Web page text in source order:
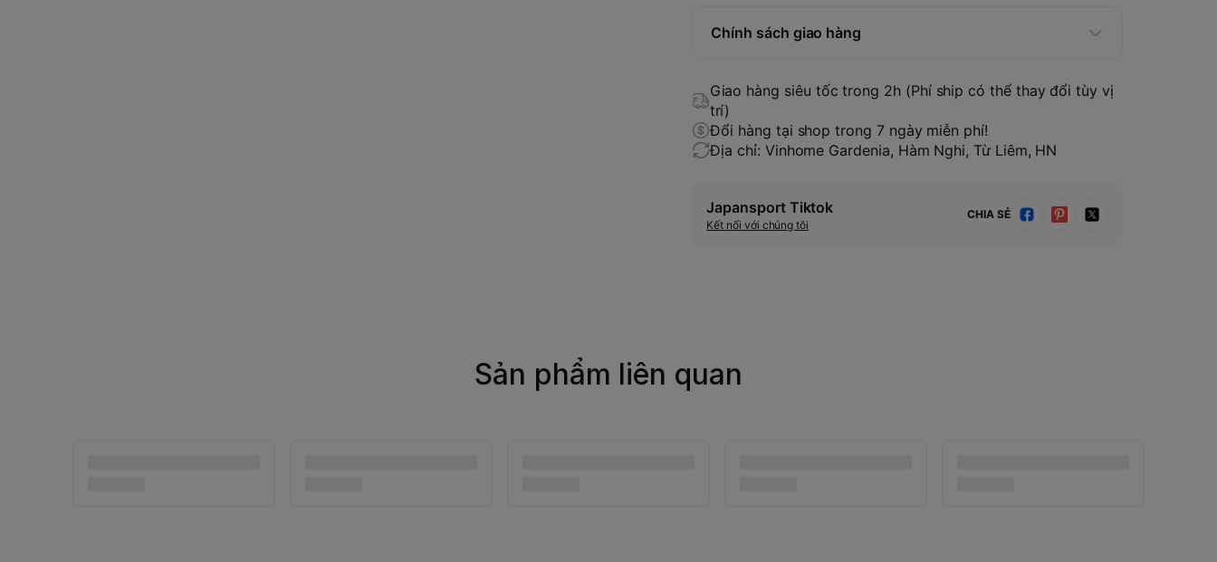
Chính sách giao hàng
Giao hàng siêu tốc trong 2h (Phí ship có thể thay đổi tùy vị
trí)
Đổi hàng tại shop trong 7 ngày miễn phí!
Địa chỉ: Vinhome Gardenia, Hàm Nghi, Từ Liêm, HN
Japansport Tiktok
Kết nối với chúng tôi
CHIA SẺ
Sản phẩm liên quan